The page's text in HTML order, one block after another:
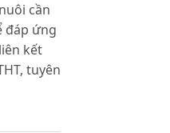
cần
đáp ứng
kết
tuyên